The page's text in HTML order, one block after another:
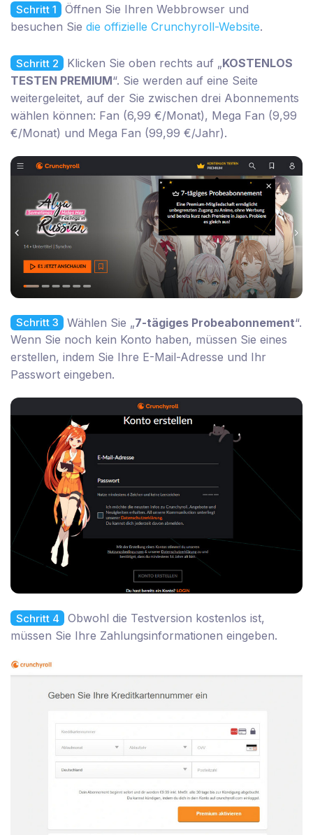
Schritt 1
Öffnen Sie Ihren Webbrowser und
besuchen Sie die offizielle Crunchyroll-Website.
Schritt 2 Klicken Sie oben rechts auf „KOSTENLOS
TESTEN PREMIUM“. Sie werden auf eine Seite
weitergeleitet, auf der Sie zwischen drei Abonnements
wählen können: Fan (6,99 €/Monat), Mega Fan (9,99
€/Monat) und Mega Fan (99,99 €/Jahr).
Schritt 3 Wählen Sie „7-tägiges Probeabonnement“.
Wenn Sie noch kein Konto haben, müssen Sie eines
erstellen, indem Sie Ihre E-Mail-Adresse und Ihr
Passwort eingeben.
Schritt 4
Obwohl die Testversion kostenlos ist,
müssen Sie Ihre Zahlungsinformationen eingeben.